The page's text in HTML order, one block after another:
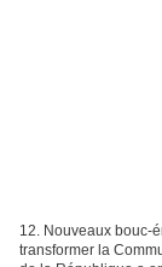
12. Nouveaux bouc-
transformer la